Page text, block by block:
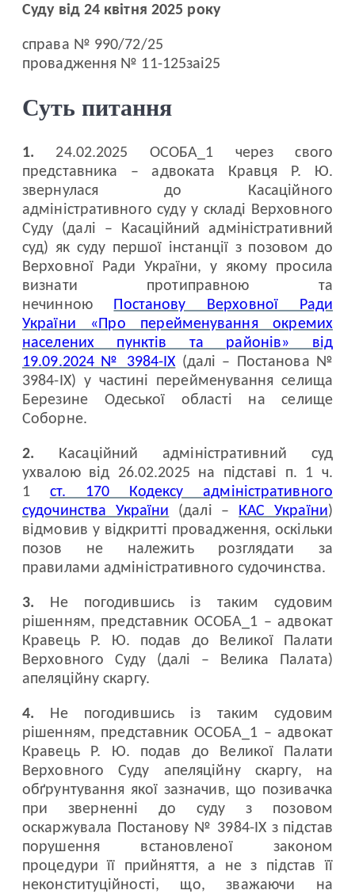
Суду від 24 квітня 2025 року
справа № 990/72/25
провадження № 11-125заі25
Суть питання
1. 24.02.2025 ОСОБА_1 через свого
представника – адвоката Кравця Р. Ю.
звернулася до Касаційного
адміністративного суду у складі Верховного
Суду (далі – Касаційний адміністративний
суд) як суду першої інстанції з позовом до
Верховної Ради України, у якому просила
визнати протиправною та
нечинною Постанову Верховної Ради
України «Про перейменування окремих
населених пунктів та районів» від
19.09.2024 № 3984-ІХ (далі – Постанова №
3984-ІХ) у частині перейменування селища
Березине Одеської області на селище
Соборне.
2. Касаційний адміністративний суд
ухвалою від 26.02.2025 на підставі п. 1 ч.
1 ст. 170 Кодексу адміністративного
судочинства України (далі – КАС України)
відмовив у відкритті провадження, оскільки
позов не належить розглядати за
правилами адміністративного судочинства.
3. Не погодившись із таким судовим
рішенням, представник ОСОБА_1 – адвокат
Кравець Р. Ю. подав до Великої Палати
Верховного Суду (далі – Велика Палата)
апеляційну скаргу.
4. Не погодившись із таким судовим
рішенням, представник ОСОБА_1 – адвокат
Кравець Р. Ю. подав до Великої Палати
Верховного Суду апеляційну скаргу, на
обґрунтування якої зазначив, що позивачка
при зверненні до суду з позовом
оскаржувала Постанову № 3984-ІХ з підстав
порушення встановленої законом
процедури її прийняття, а не з підстав її
неконституційності, що, зважаючи на